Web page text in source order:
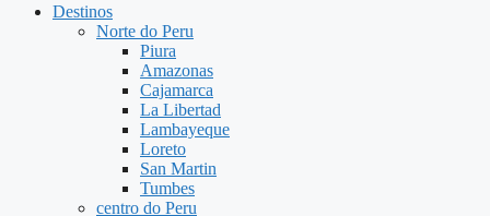
Destinos
Norte do Peru
Piura
Amazonas
Cajamarca
La Libertad
Lambayeque
Loreto
San Martin
Tumbes
centro do Peru